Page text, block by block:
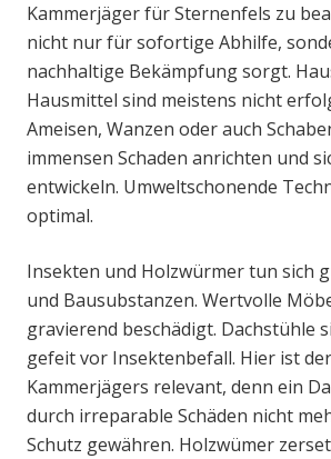
Kammerjäger für Sternenfels zu
nicht nur für sofortige Abhilfe,
nachhaltige Bekämpfung sorgt.
Hausmittel sind meistens nicht
Ameisen, Wanzen oder auch
immensen Schaden anrichten und
entwickeln. Umweltschonende
optimal.
Insekten und Holzwürmer tun sich
und Bausubstanzen. Wertvolle
gravierend beschädigt. Dachstühle
gefeit vor Insektenbefall. Hier ist
Kammerjägers relevant, denn ein
durch irreparable Schäden nicht
Schutz gewähren. Holzwümer